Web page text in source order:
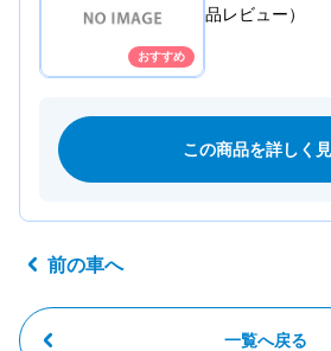
おすすめ
品レビュー）
この商品を詳しく
前の車へ
一覧へ戻る